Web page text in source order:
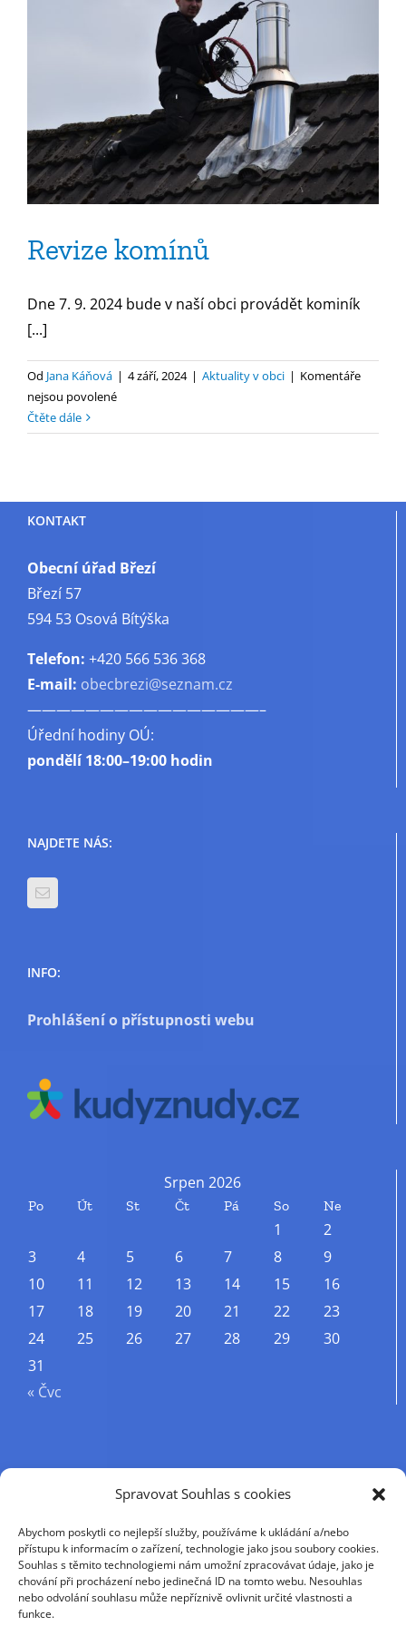
Spravovat Souhlas s cookies
Abychom poskytli co nejlepší služby, používáme k ukládání a/nebo
přístupu k informacím o zařízení, technologie jako jsou soubory cookies.
Souhlas s těmito technologiemi nám umožní zpracovávat údaje, jako je
chování při procházení nebo jedinečná ID na tomto webu. Nesouhlas
nebo odvolání souhlasu může nepříznivě ovlivnit určité vlastnosti a
funkce.
Revize komínů
Dne 7. 9. 2024 bude v naší obci provádět kominík
[...]
Od Jana Káňová | 4 září, 2024 | Aktuality v obci | Komentáře
nejsou povolenéu
s
komínů
Čtěte dále
KONTAKT
Obecní úřad Březí
Březí 57
594 53 Osová Bítýška
Telefon: +420 566 536 368
E-mail: obecbrezi@seznam.cz
————————————————–
Úřední hodiny OÚ:
pondělí18:00–19:00 hodin
NAJDETE NÁS:
INFO:
Prohlášení o přístupnosti webu
Srpen 2026
Po Út St Čt Pá So Ne
1
2
3
4 5 6 7 8
9
10
11 12 13 14 15
16
17
18 19 20 21 22
23
24
25 26 27 28 29
30
31
« Čvc
Příjmení
Křestní jméno
E-mail